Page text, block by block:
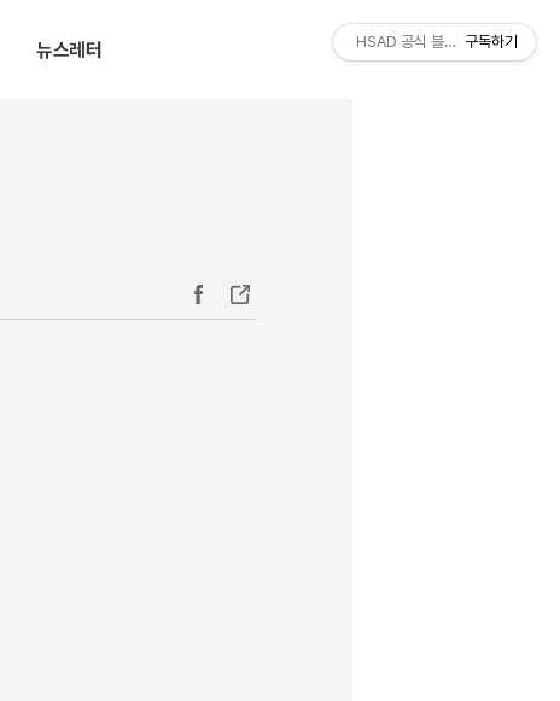
뉴스레터 HSAD 공식 블로그 HSADzine
구독하기